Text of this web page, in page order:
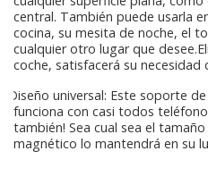
central. También puede usarla
cocina, su mesita de noche, el
cualquier otro lugar que
coche, satisfacerá su necesidad
Diseño universal: Este soporte
funciona con casi todos
también! Sea cual sea el
magnético lo mantendrá en su